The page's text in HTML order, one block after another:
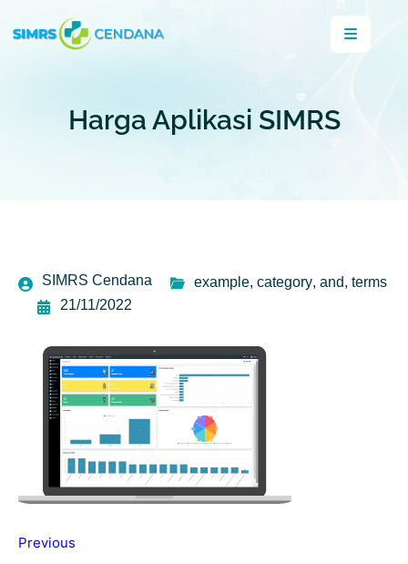
Harga Aplikasi SIMRS
SIMRS Cendana example, category, and, terms
21/11/2022
Previous